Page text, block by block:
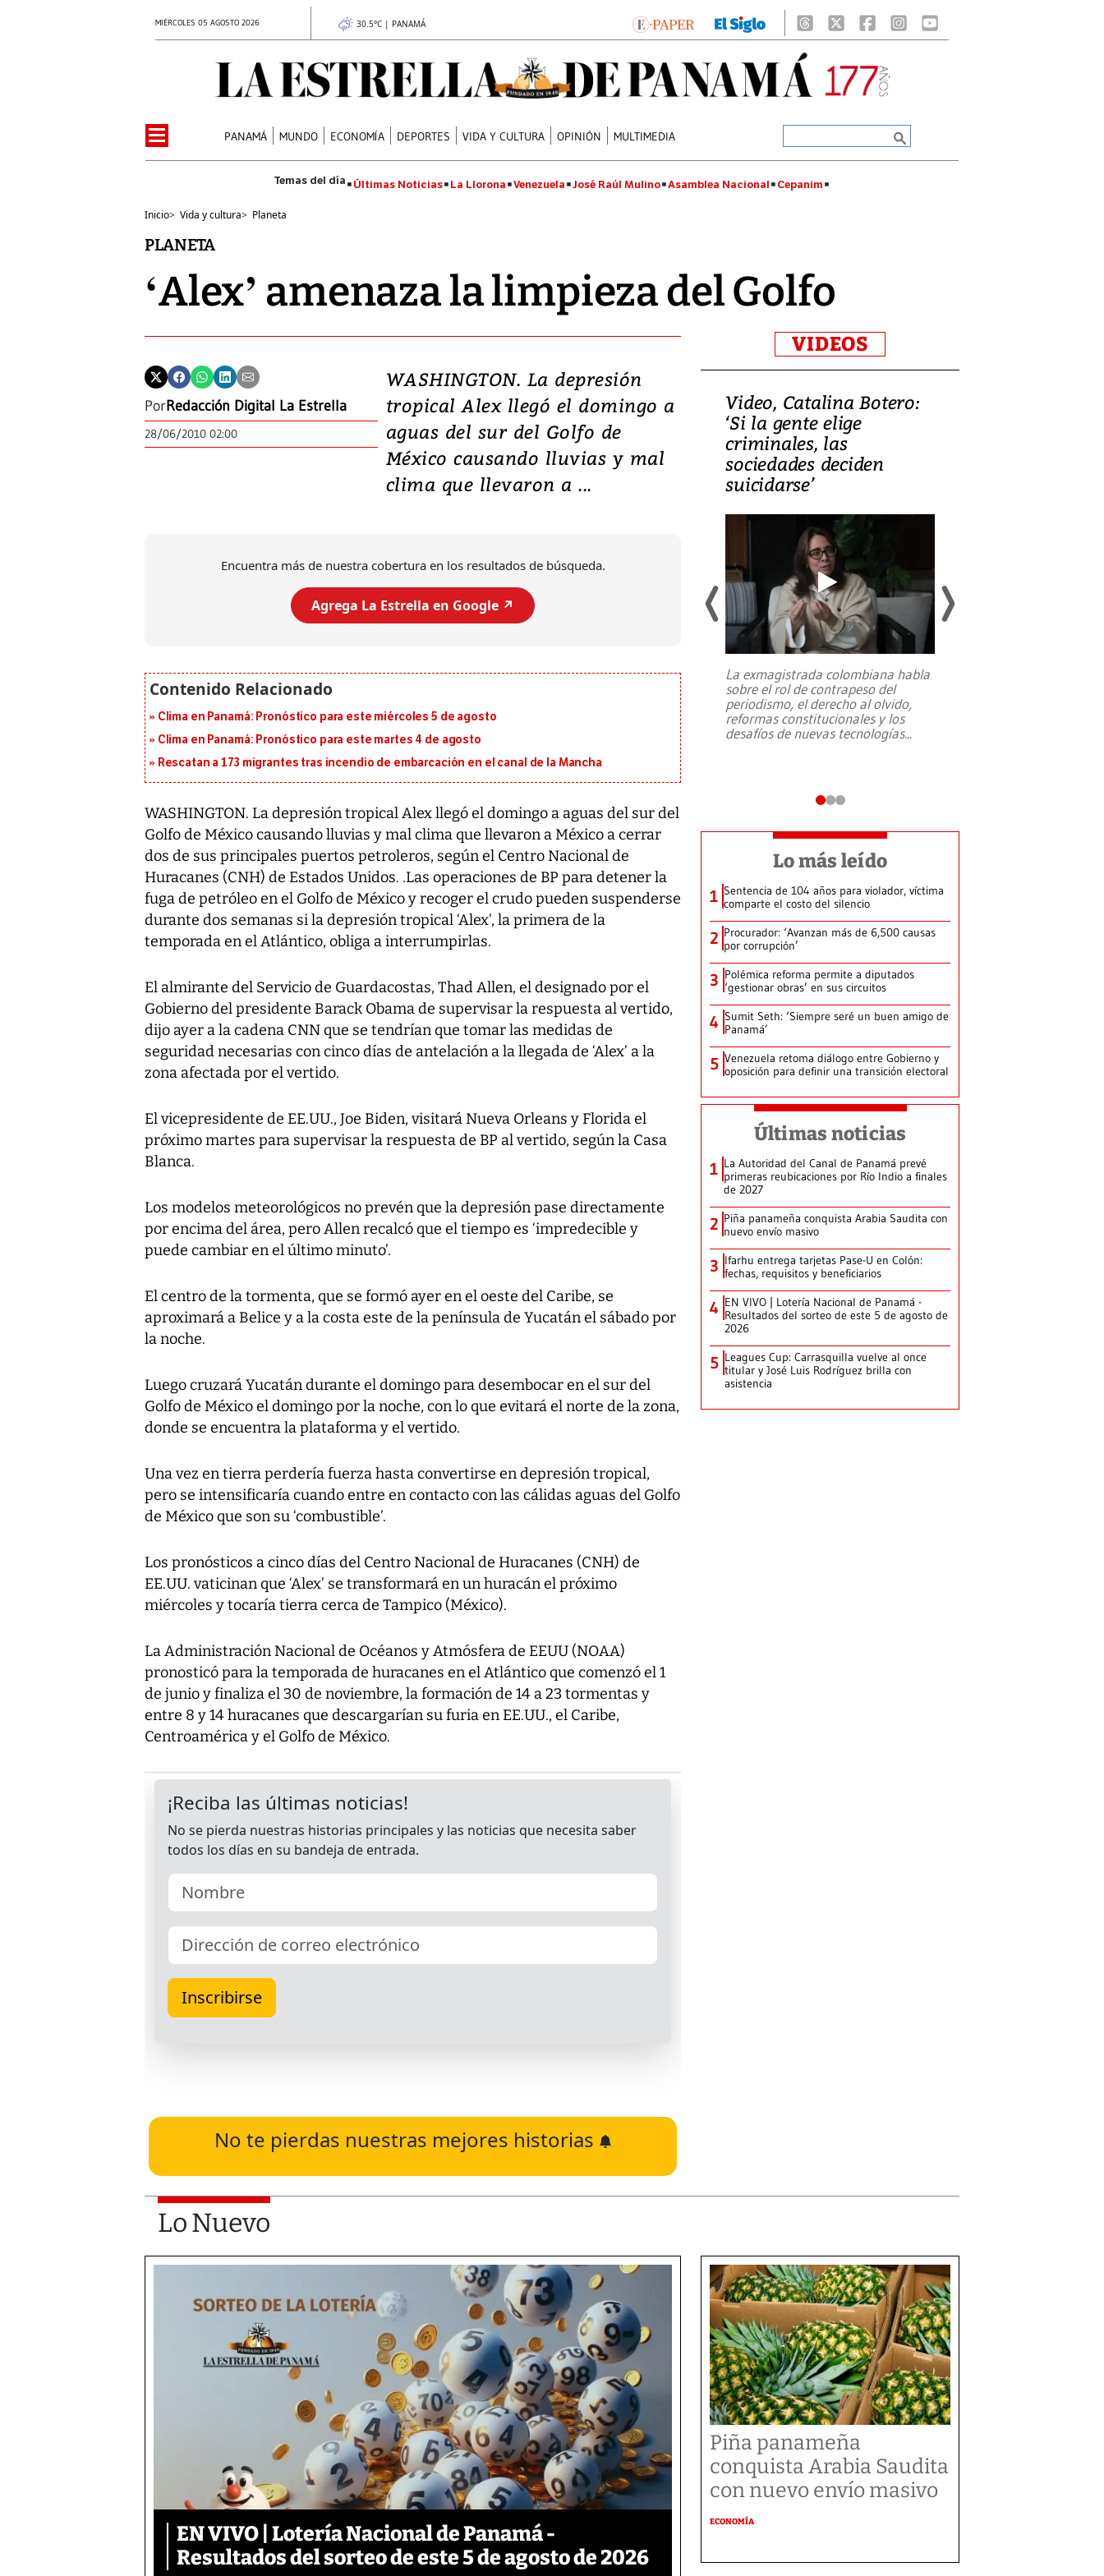
MIÉRCOLES 05 AGOSTO 2026 30.5°C | PANAMÁ
PANAMÁ MUNDO ECONOMÍA DEPORTES VIDA Y CULTURA OPINIÓN MULTIMEDIA
Últimas Noticias La Llorona Venezuela José Raúl Mulino Asamblea Nacional Cepanim
Inicio> Vida y cultura> Planeta
PLANETA
‘Alex’ amenaza la limpieza del Golfo
PorRedacción Digital La Estrella
28/06/2010 02:00
WASHINGTON. La depresión
tropical Alex llegó el domingo a
aguas del sur del Golfo de
México causando lluvias y mal
clima que llevaron a ...
Encuentra más de nuestra cobertura en los resultados de búsqueda.
Agrega La Estrella en Google ↗️
Clima en Panamá: Pronóstico para este miércoles 5 de agosto
Clima en Panamá: Pronóstico para este martes 4 de agosto
Rescatan a 173 migrantes tras incendio de embarcación en el canal de la Mancha
WASHINGTON. La depresión tropical Alex llegó el domingo a aguas del sur del
Golfo de México causando lluvias y mal clima que llevaron a México a cerrar
dos de sus principales puertos petroleros, según el Centro Nacional de
Huracanes (CNH) de Estados Unidos. .Las operaciones de BP para detener la
fuga de petróleo en el Golfo de México y recoger el crudo pueden suspenderse
durante dos semanas si la depresión tropical ‘Alex’, la primera de la
temporada en el Atlántico, obliga a interrumpirlas.
El almirante del Servicio de Guardacostas, Thad Allen, el designado por el
Gobierno del presidente Barack Obama de supervisar la respuesta al vertido,
dijo ayer a la cadena CNN que se tendrían que tomar las medidas de
seguridad necesarias con cinco días de antelación a la llegada de ‘Alex’ a la
zona afectada por el vertido.
El vicepresidente de EE.UU., Joe Biden, visitará Nueva Orleans y Florida el
próximo martes para supervisar la respuesta de BP al vertido, según la Casa
Blanca.
Los modelos meteorológicos no prevén que la depresión pase directamente
por encima del área, pero Allen recalcó que el tiempo es ‘impredecible y
puede cambiar en el último minuto’.
El centro de la tormenta, que se formó ayer en el oeste del Caribe, se
aproximará a Belice y a la costa este de la península de Yucatán el sábado por
la noche.
Luego cruzará Yucatán durante el domingo para desembocar en el sur del
Golfo de México el domingo por la noche, con lo que evitará el norte de la zona,
donde se encuentra la plataforma y el vertido.
Una vez en tierra perdería fuerza hasta convertirse en depresión tropical,
pero se intensificaría cuando entre en contacto con las cálidas aguas del Golfo
de México que son su ‘combustible’.
Los pronósticos a cinco días del Centro Nacional de Huracanes (CNH) de
EE.UU. vaticinan que ‘Alex’ se transformará en un huracán el próximo
miércoles y tocaría tierra cerca de Tampico (México).
La Administración Nacional de Océanos y Atmósfera de EEUU (NOAA)
pronosticó para la temporada de huracanes en el Atlántico que comenzó el 1
de junio y finaliza el 30 de noviembre, la formación de 14 a 23 tormentas y
entre 8 y 14 huracanes que descargarían su furia en EE.UU., el Caribe,
Centroamérica y el Golfo de México.
No te pierdas nuestras mejores historias
VIDEOS
Video, Japón: Terremoto
deja heridos y graves
daños en Kumamoto
al sur de Japón, provocando una
Video, Catalina Botero:
‘Si la gente elige
criminales, las
sociedades deciden
suicidarse’
La exmagistrada colombiana habla
sobre el rol de contrapeso del
periodismo, el derecho al olvido,
reformas constitucionales y los
desafíos de nuevas tecnologías...
Lo más leído
1 Sentencia de 104 años para violador, víctima
comparte el costo del silencio
2 Procurador: ‘Avanzan más de 6,500 causas
por corrupción’
3 Polémica reforma permite a diputados
‘gestionar obras’ en sus circuitos
4 Sumit Seth: ‘Siempre seré un buen amigo de
Panamá’
5 Venezuela retoma diálogo entre Gobierno y
oposición para definir una transición electoral
Últimas noticias
1 La Autoridad del Canal de Panamá prevé
primeras reubicaciones por Río Indio a finales
de 2027
2 Piña panameña conquista Arabia Saudita con
nuevo envío masivo
3 Ifarhu entrega tarjetas Pase-U en Colón:
fechas, requisitos y beneficiarios
4 EN VIVO | Lotería Nacional de Panamá -
Resultados del sorteo de este 5 de agosto de
2026
5 Leagues Cup: Carrasquilla vuelve al once
titular y José Luis Rodríguez brilla con
asistencia
Lo Nuevo
EN VIVO | Lotería Nacional de Panamá -
Resultados del sorteo de este 5 de agosto de 2026
Piña panameña
conquista Arabia Saudita
con nuevo envío masivo
ECONOMÍA